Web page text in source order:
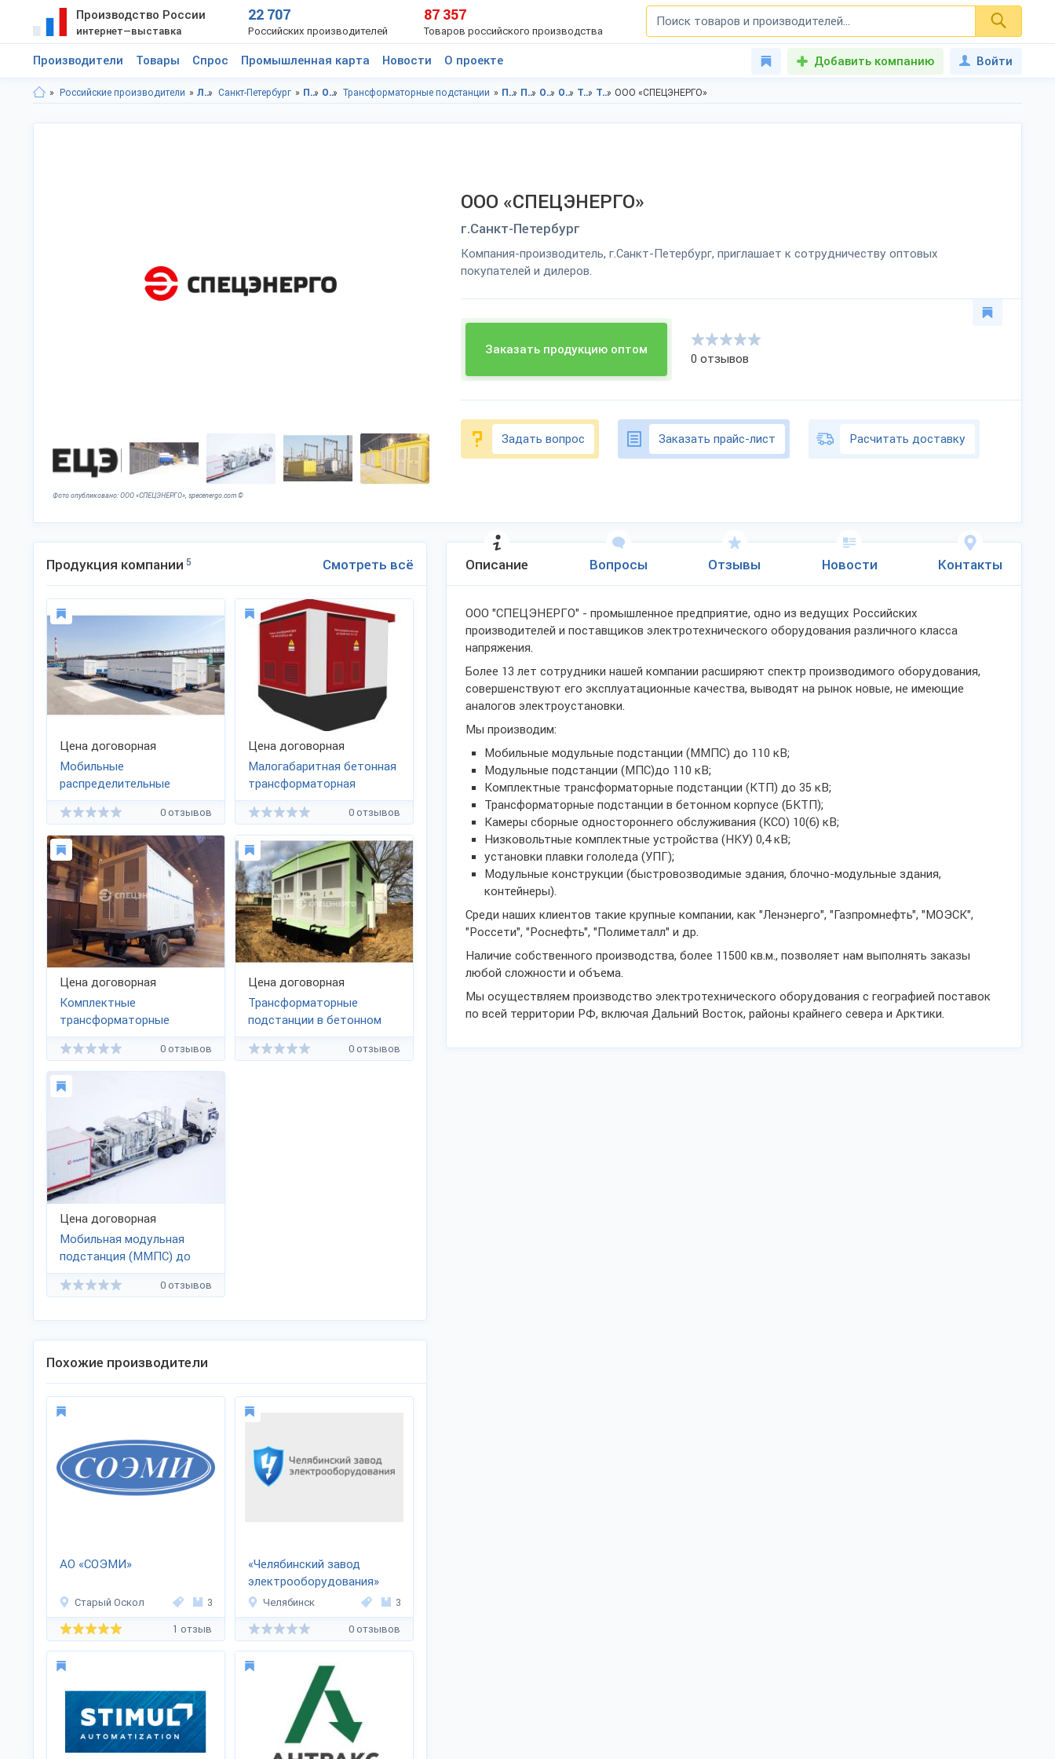
Производство России
интернет—выставка
22 707
Российских производителей
87 357
Товаров российского производства
Производители Товары Спрос Промышленная карта Новости О проекте Добавить компанию Войти
Российские производители Ленинградская область Санкт-Петербург Промышленное оборудование Оборудование энергетической промышленности Трансформаторные подстанции Промышленное оборудование в Ленинградская область Промышленное оборудование в г.Санкт-Петербург Оборудование энергетической промышленности в Ленинградская область Оборудование энергетической промышленности в г.Санкт-Петербург Трансформаторные подстанции в Ленинградская область Трансформаторные подстанции в г.Санкт-Петербург ООО «СПЕЦЭНЕРГО»
Фото опубликовано: ООО «СПЕЦЭНЕРГО», specenergo.com ©
ООО «СПЕЦЭНЕРГО»
г.Санкт-Петербург
Компания-производитель, г.Санкт-Петербург, приглашает к сотрудничеству оптовых
покупателей и дилеров.
Заказать продукцию оптом
0 отзывов
Задать вопрос Заказать прайс-лист Расчитать доставку
Описание Вопросы Отзывы Новости Контакты
ООО "СПЕЦЭНЕРГО" - промышленное предприятие, одно из ведущих Российских
производителей и поставщиков электротехнического оборудования различного класса
напряжения.
Более 13 лет сотрудники нашей компании расширяют спектр производимого оборудования,
совершенствуют его эксплуатационные качества, выводят на рынок новые, не имеющие
аналогов электроустановки.
Мы производим:
Мобильные модульные подстанции (ММПС) до 110 кВ;
Модульные подстанции (МПС)до 110 кВ;
Комплектные трансформаторные подстанции (КТП) до 35 кВ;
Трансформаторные подстанции в бетонном корпусе (БКТП);
Камеры сборные одностороннего обслуживания (КСО) 10(6) кВ;
Низковольтные комплектные устройства (НКУ) 0,4 кВ;
установки плавки гололеда (УПГ);
Модульные конструкции (быстровозводимые здания, блочно-модульные здания,
контейнеры).
Среди наших клиентов такие крупные компании, как "Ленэнерго", "Газпромнефть", "МОЭСК",
"Россети", "Роснефть", "Полиметалл" и др.
Наличие собственного производства, более 11500 кв.м., позволяет нам выполнять заказы
любой сложности и объема.
Мы осуществляем производство электротехнического оборудования с географией поставок
по всей территории РФ, включая Дальний Восток, районы крайнего севера и Арктики.
Продукция компании 5 Смотреть всё
Цена договорная
Мобильные
распределительные
подстанции
0 отзывов
Цена договорная
Малогабаритная бетонная
трансформаторная
подстанци
0 отзывов
Цена договорная
Комплектные
трансформаторные
подстанции до 35 кВ
0 отзывов
Цена договорная
Трансформаторные
подстанции в бетонном
исполнении
0 отзывов
Цена договорная
Мобильная модульная
подстанция (ММПС) до
110 кВ
0 отзывов
Похожие производители
АО «СОЭМИ»
Старый Оскол 3
1 отзыв
«Челябинский завод
электрооборудования»
Челябинск 3
0 отзывов